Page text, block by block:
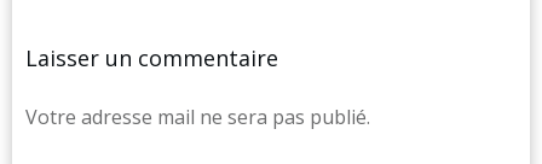
Laisser un commentaire
Votre adresse mail ne sera pas publié.